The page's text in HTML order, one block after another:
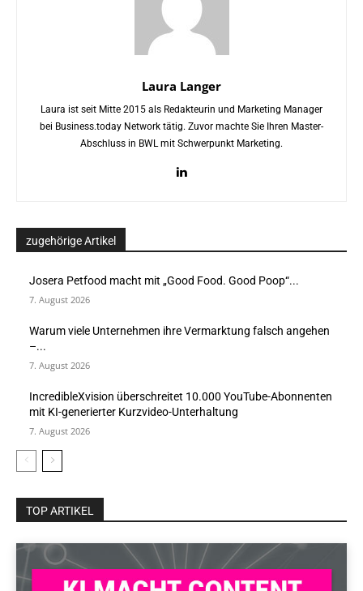
Laura Langer
Laura ist seit Mitte 2015 als Redakteurin und Marketing Manager
bei Business.today Network tätig. Zuvor machte Sie Ihren Master-
Abschluss in BWL mit Schwerpunkt Marketing.
zugehörige Artikel
Josera Petfood macht mit „Good Food. Good Poop“...
7. August 2026
Warum viele Unternehmen ihre Vermarktung falsch angehen
–...
7. August 2026
IncredibleXvision überschreitet 10.000 YouTube-Abonnenten
mit KI-generierter Kurzvideo-Unterhaltung
7. August 2026
TOP ARTIKEL